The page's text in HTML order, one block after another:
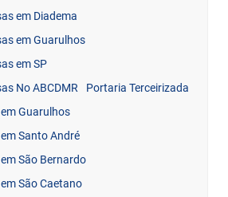
em Diadema
em Guarulhos
em SP
No ABCDMR
Portaria Terceirizada
Guarulhos
Santo André
São Bernardo
São Caetano